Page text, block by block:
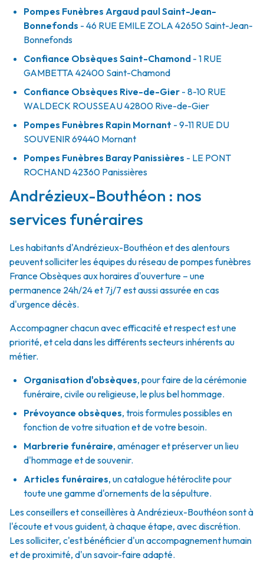
Pompes Funèbres Argaud paul Saint-Jean-
Bonnefonds - 46 RUE EMILE ZOLA 42650 Saint-Jean-
Bonnefonds
Confiance Obsèques Saint-Chamond - 1 RUE
GAMBETTA 42400 Saint-Chamond
Confiance Obsèques Rive-de-Gier - 8-10 RUE
WALDECK ROUSSEAU42800 Rive-de-Gier
Pompes Funèbres Rapin Mornant - 9-11 RUE DU
SOUVENIR69440 Mornant
Pompes Funèbres Baray Panissières - LE PONT
ROCHAND42360 Panissières
Andrézieux-Bouthéon : nos
services funéraires
Les habitants d'Andrézieux-Bouthéon et des alentours
peuvent solliciter les équipes du réseau de pompes funèbres
France Obsèques aux horaires d'ouverture – une
permanence 24h/24 et 7j/7 est aussi assurée en cas
d'urgence décès.
Accompagner chacun avec efficacité et respect est une
priorité, et cela dans les différents secteurs inhérents au
métier.
Organisation d'obsèques, pour faire de la cérémonie
funéraire, civile ou religieuse, le plus bel hommage.
Prévoyance obsèques, trois formules possibles en
fonction de votre situation et de votre besoin.
Marbrerie funéraire, aménager et préserver un lieu
d'hommage et de souvenir.
Articles funéraires, un catalogue hétéroclite pour
toute une gamme d'ornements de la sépulture.
Les conseillers et conseillères à Andrézieux-Bouthéon sont à
l'écoute et vous guident, à chaque étape, avec discrétion.
Les solliciter, c'est bénéficier d'un accompagnement humain
et de proximité, d'un savoir-faire adapté.